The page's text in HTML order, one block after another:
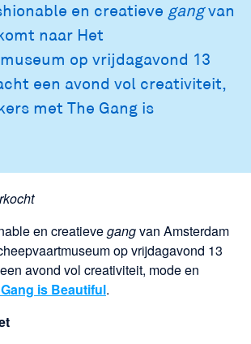
en creatieve gangvan
naar Het
op vrijdagavond 13
een avond vol creativiteit,
met The Gang is
en creatievegangvan Amsterdam
op vrijdagavond 13
avond vol creativiteit, mode en
is Beautiful.